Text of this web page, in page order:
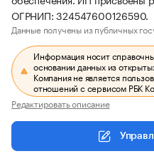
ОГРНИП: 324547600126590.
Данные получены из публичных
Информация носит
основании данных из
Компания не является
отношений с сервисом РБК
Редактировать описание